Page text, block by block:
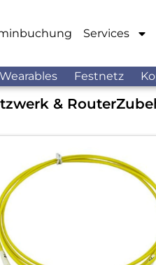
Services
Wearables Festnetz
& Router